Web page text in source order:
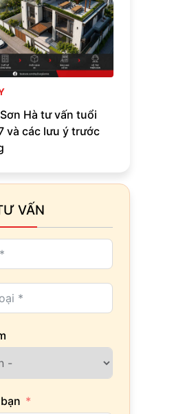
Hà tư vấn tuổi
và các lưu ý trước
VẤN